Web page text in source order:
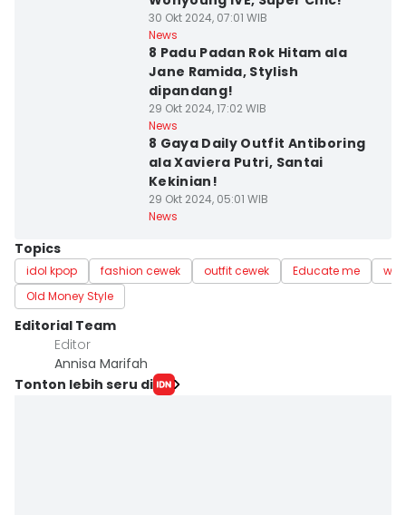
30 Okt 2024, 07:01 WIB
News
8 Padu Padan Rok Hitam ala
Jane Ramida, Stylish
dipandang!
29 Okt 2024, 17:02 WIB
News
8 Gaya Daily Outfit Antiboring
ala Xaviera Putri, Santai
Kekinian!
29 Okt 2024, 05:01 WIB
News
Topics
idol kpop fashion cewek outfit cewek Educate me
Old Money Style
Editorial Team
Editor
Annisa Marifah
Tonton lebih seru di